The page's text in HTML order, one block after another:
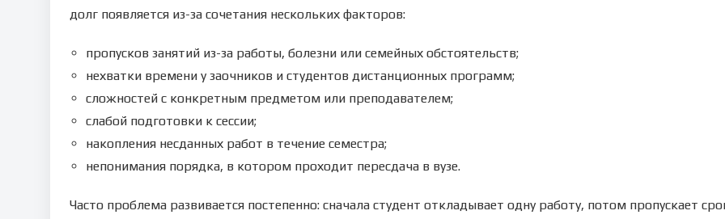
долг появляется из-за сочетания нескольких факторов:
пропусков занятий из-за работы, болезни или семейных обстоятельств;
нехватки времени у заочников и студентов дистанционных программ;
сложностей с конкретным предметом или преподавателем;
слабой подготовки к сессии;
накопления несданных работ в течение семестра;
непонимания порядка, в котором проходит пересдача в вузе.
Часто проблема развивается постепенно: сначала студент откладывает одну работу, потом пропускает